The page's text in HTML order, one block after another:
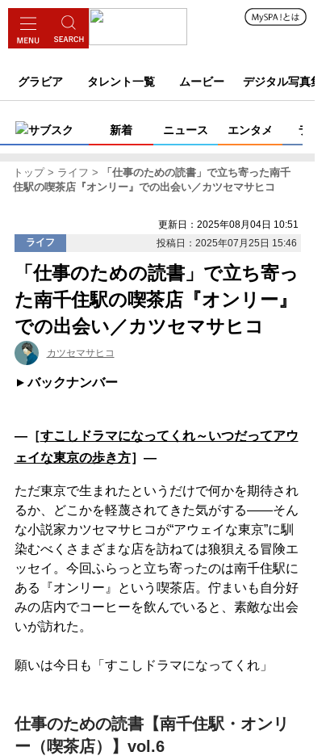
グラビア タレント一覧 ムービー デジタル写真集
サブスク 新着 ニュース エンタメ ライフ
トップ ライフ
「仕事のための読書」で立ち寄った南千
住駅の喫茶店『オンリー』での出会い／カツセマサヒコ
更新日：2025年08月04日 10:51
ライフ
投稿日：2025年07月25日 15:46
「仕事のための読書」で立ち寄っ
た南千住駅の喫茶店『オンリー』
での出会い／カツセマサヒコ
カツセマサヒコ
バックナンバー
―［すこしドラマになってくれ～いつだってアウ
ェイな東京の歩き方］―
ただ東京で生まれたというだけで何かを期待され
るか、どこかを軽蔑されてきた気がする――そん
な小説家カツセマサヒコが“アウェイな東京”に馴
染むべくさまざまな店を訪ねては狼狽える冒険エ
ッセイ。今回ふらっと立ち寄ったのは南千住駅に
ある『オンリー』という喫茶店。佇まいも自分好
みの店内でコーヒーを飲んでいると、素敵な出会
いが訪れた。
願いは今日も「すこしドラマになってくれ」
仕事のための読書【南千住駅・オンリ
ー（喫茶店）】vol.6